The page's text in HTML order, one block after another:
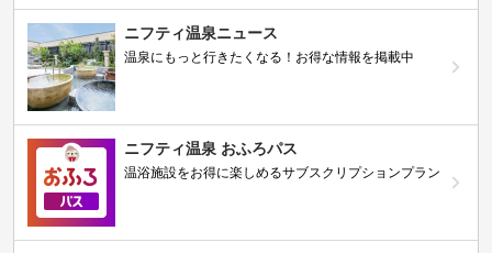
ニフティ温泉ニュース
温泉にもっと行きたくなる！お得な情報を掲載中
ニフティ温泉 おふろパス
温浴施設をお得に楽しめるサブスクリプションプラン